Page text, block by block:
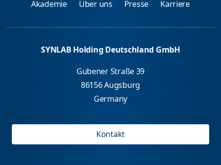
Akademie Über uns Presse Karriere
SYNLAB Holding Deutschland GmbH
Gubener Straße 39
86156 Augsburg
Germany
Kontakt